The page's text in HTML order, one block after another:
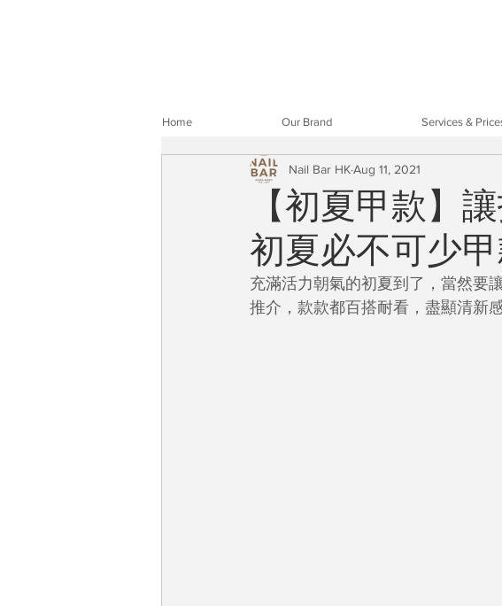
Home Our Brand Services &
【初夏甲款】
初夏必不可少
Nail Bar HKAug 11, 2021
充滿活力朝氣的初夏到了，當然要
推介，款款都百搭耐看，盡顯清新